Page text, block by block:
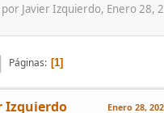
Javier Izquierdo, Enero 28,
Páginas 1
Izquierdo Enero 28,